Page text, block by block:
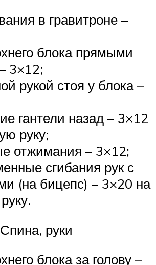
в гравитроне –
блока прямыми
3×12;
рукой стоя у блока –
гантели назад – 3×12
руку;
отжимания – 3×12;
сгибания рук с
(на бицепс) – 3×20 на
руки
блока за голову –